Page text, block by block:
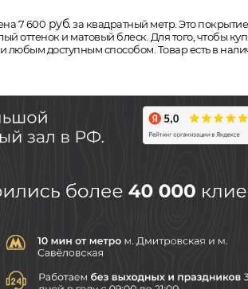
7 600 руб.за квадратный метр. Это
оттенок и матовый блеск. Для того, чтобы
любым доступным способом. Товар есть в